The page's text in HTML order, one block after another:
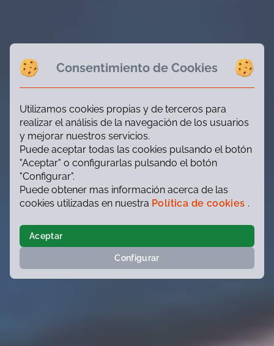
Consentimiento de Cookies
Utilizamos cookies propias y de terceros para
realizar el análisis de la navegación de los usuarios
y mejorar nuestros servicios.
Puede aceptar todas las cookies pulsando el botón
"Aceptar" o configurarlas pulsando el botón
"Configurar".
Puede obtener mas información acerca de las
cookies utilizadas en nuestra Política de cookies .
Aceptar
Configurar